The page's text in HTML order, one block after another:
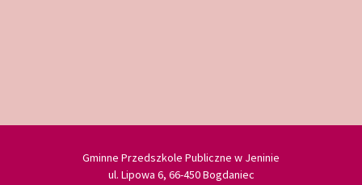
Gminne Przedszkole Publiczne w Jeninie
ul. Lipowa 6, 66-450 Bogdaniec